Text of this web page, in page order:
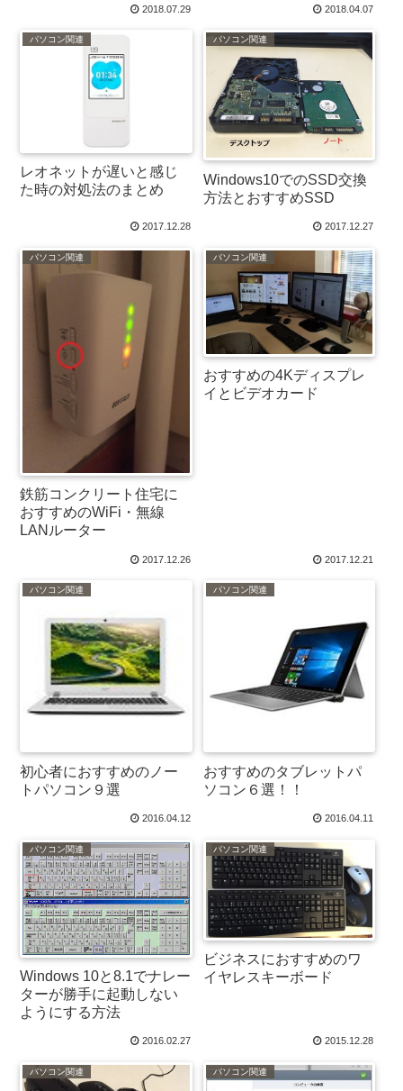
2018.07.29 2018.04.07
パソコン関連
レオネットが遅いと感じ
た時の対処法のまとめ
2017.12.28
パソコン関連
Windows10でのSSD交換
方法とおすすめSSD
2017.12.27
パソコン関連
鉄筋コンクリート住宅に
おすすめのWiFi・無線
LANルーター
2017.12.26
パソコン関連
おすすめの4Kディスプレ
イとビデオカード
2017.12.21
パソコン関連
初心者におすすめのノー
トパソコン９選
2016.04.12
パソコン関連
おすすめのタブレットパ
ソコン６選！！
2016.04.11
パソコン関連
Windows 10と8.1でナレー
ターが勝手に起動しない
ようにする方法
2016.02.27
パソコン関連
ビジネスにおすすめのワ
イヤレスキーボード
2015.12.28
パソコン関連 パソコン関連